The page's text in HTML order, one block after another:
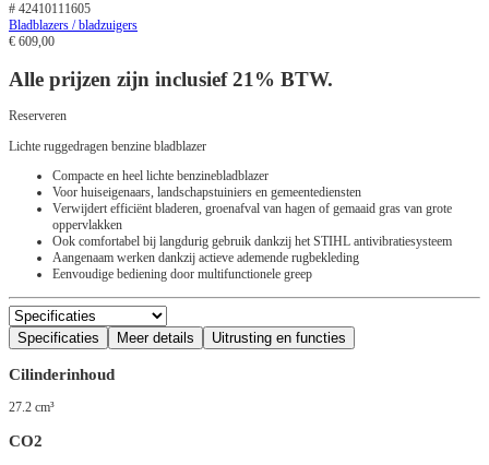
# 42410111605
Bladblazers / bladzuigers
€ 609,00
Alle prijzen zijn inclusief 21% BTW.
Reserveren
Lichte ruggedragen benzine bladblazer
Compacte en heel lichte benzinebladblazer
Voor huiseigenaars, landschapstuiniers en gemeentediensten
Verwijdert efficiënt bladeren, groenafval van hagen of gemaaid gras van grote
oppervlakken
Ook comfortabel bij langdurig gebruik dankzij het STIHL antivibratiesysteem
Aangenaam werken dankzij actieve ademende rugbekleding
Eenvoudige bediening door multifunctionele greep
Specificaties Meer details Uitrusting en functies
Cilinderinhoud
27.2 cm³
CO2